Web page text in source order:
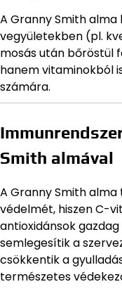
A Granny Smith alma
vegyületekben (pl.
mosás után bőröstül
hanem vitaminokból
számára.
Smith almával
A Granny Smith
védelmét, hiszen C-
antioxidánsok
semlegesítik a
csökkentik a
természetes